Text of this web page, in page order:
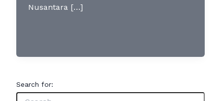
Nusantara […]
Search for: